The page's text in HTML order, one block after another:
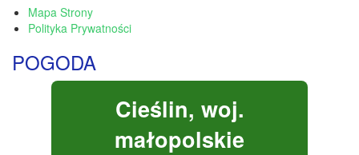
Mapa Strony
Polityka Prywatności
POGODA
Cieślin, woj.
małopolskie